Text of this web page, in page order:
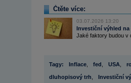
Čtěte více:
03.07.2026 13:20
Investiční výhled
Jaké faktory budou v
Tagy: Inflace, fed USA
dluhopisový trh Investiční